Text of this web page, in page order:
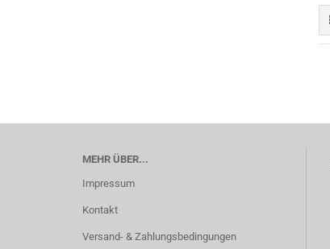
MEHR ÜBER...
Impressum
Kontakt
Versand- & Zahlungsbedingungen